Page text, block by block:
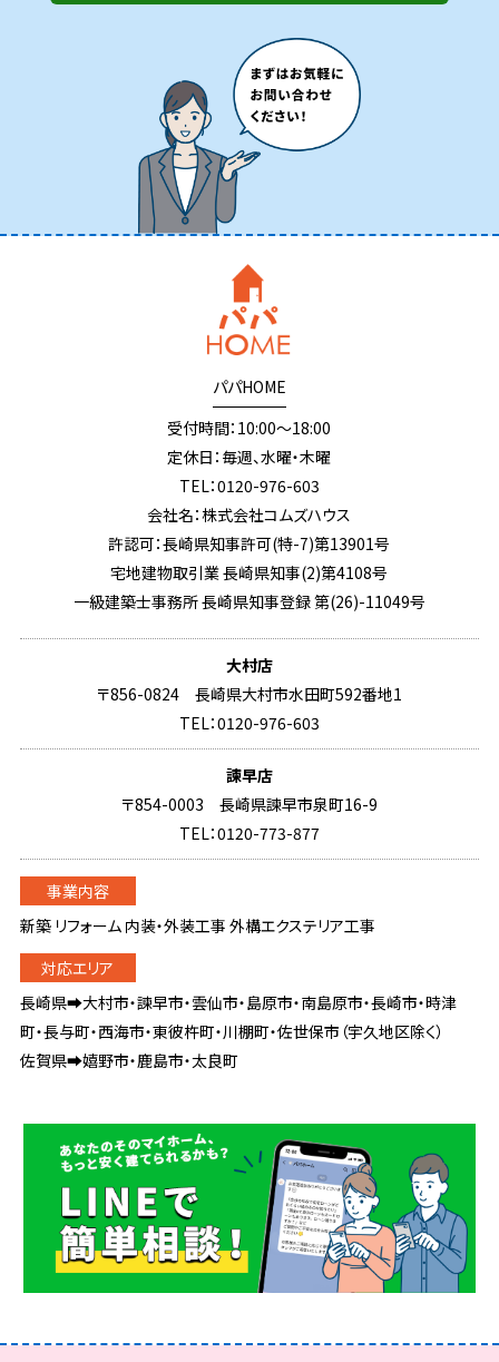
パパHOME
受付時間：10:00～18:00
定休日：毎週、水曜・木曜
TEL：0120-976-603
会社名：株式会社コムズハウス
許認可：長崎県知事許可(特-7)第13901号
宅地建物取引業 長崎県知事(2)第4108号
一級建築士事務所 長崎県知事登録 第(26)-11049号
大村店
〒856-0824 長崎県大村市水田町592番地1
TEL：0120-976-603
諫早店
〒854-0003 長崎県諫早市泉町16-9
TEL：0120-773-877
新築 リフォーム 内装・外装工事 外構エクステリア工事
長崎県➡大村市・諫早市・雲仙市・島原市・南島原市・長崎市・時津
町・長与町・西海市・東彼杵町・川棚町・佐世保市（宇久地区除く）
佐賀県➡嬉野市・鹿島市・太良町